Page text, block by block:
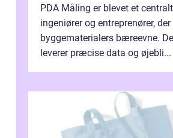
PDA Måling er blevet et
ingeniører og entreprenører,
byggematerialers bæreevne.
leverer præcise data og øjebli...